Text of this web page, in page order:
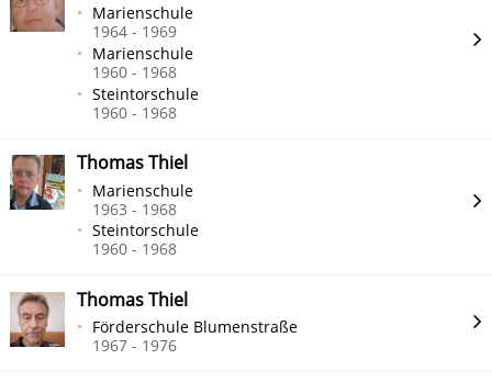
Marienschule
1964 - 1969
Marienschule
1960 - 1968
Steintorschule
1960 - 1968
Thomas Thiel
Marienschule
1963 - 1968
Steintorschule
1960 - 1968
Thomas Thiel
Förderschule Blumenstraße
1967 - 1976